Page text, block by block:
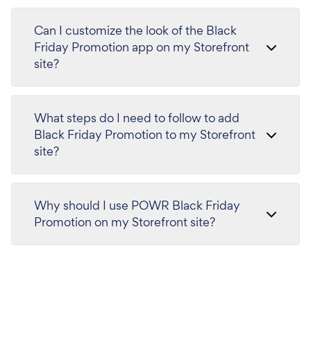
Can I customize the look of the Black
Friday Promotion app on my Storefront
site?
What steps do I need to follow to add
Black Friday Promotion to my Storefront
site?
Why should I use POWR Black Friday
Promotion on my Storefront site?